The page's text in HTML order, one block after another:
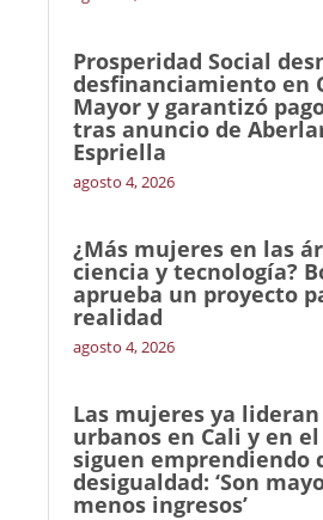
Prosperidad Social
desfinanciamiento en
Mayor y garantizó
tras anuncio de
Espriella
agosto 4, 2026
¿Más mujeres en las
ciencia y tecnología?
aprueba un proyecto
realidad
agosto 4, 2026
Las mujeres ya
urbanos en Cali y en
siguen emprendiendo
desigualdad: ‘Son
menos ingresos’